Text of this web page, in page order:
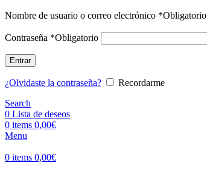
Nombre de usuario o correo electrónico *Obligatorio
Contraseña *Obligatorio
Entrar
¿Olvidaste la contraseña?
Recordarme
Search
0 Lista de deseos
0 items 0,00€
Menu
0 items 0,00€